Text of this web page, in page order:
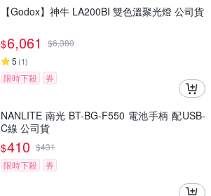
【Godox】神牛 LA200BI 雙色溫聚光燈 公司貨
$6,061 $6,380
5 (1)
限時下殺 券
NANLITE 南光 BT-BG-F550 電池手柄 配USB-
C線 公司貨
$410 $431
限時下殺
券